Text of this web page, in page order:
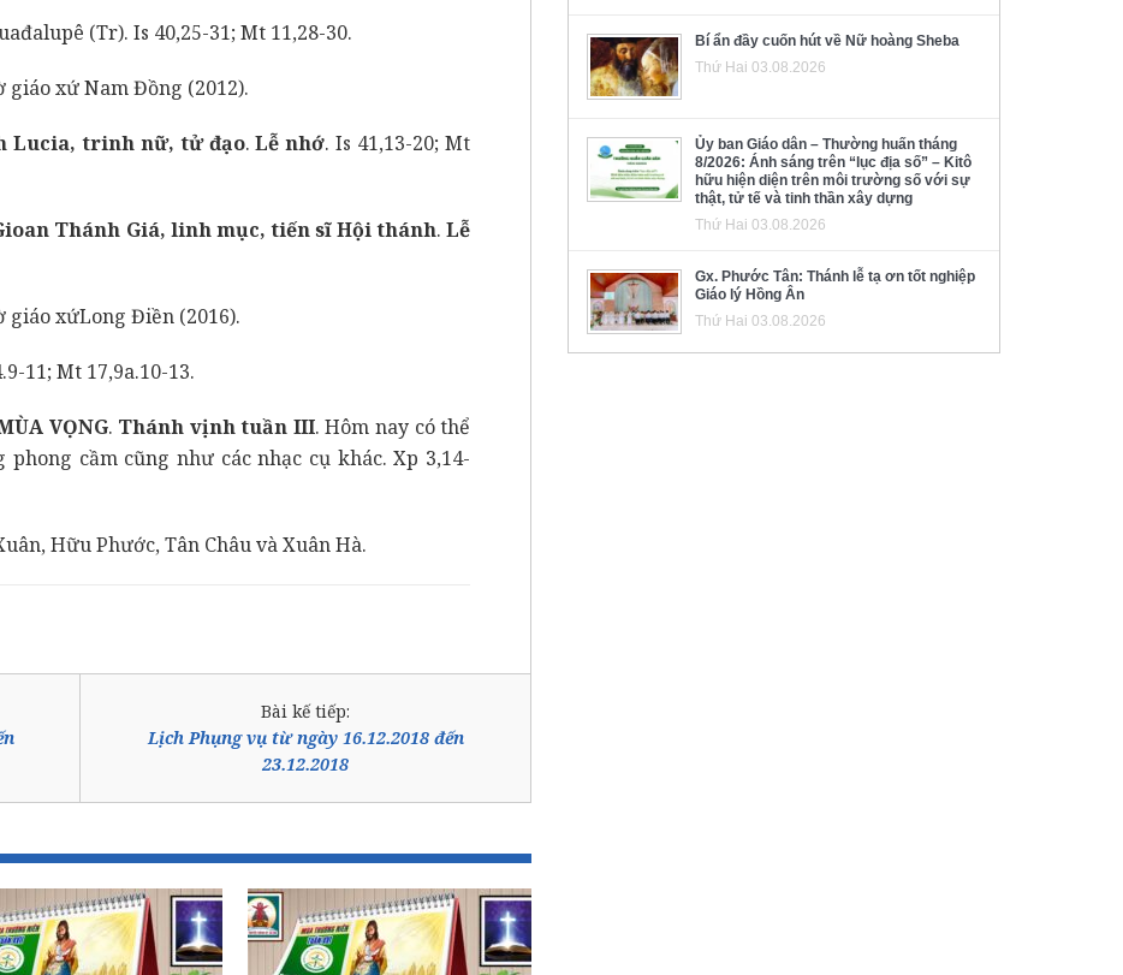
(Tr). Is 40,25-31; Mt 11,28-30.
giáo xứNam Đồng (2012).
Lucia, trinh nữ, tử đạo.Lễ nhớ. Is 41,13-20; Mt
Thánh Giá, linh mục, tiến sĩ Hội thánh.Lễ
giáo xứLong Điền (2016).
Mt 17,9a.10-13.
VỌNG. Thánh vịnh tuần III. Hôm nay có thể
cầm cũng như các nhạc cụ khác. Xp 3,14-
Hữu Phước, Tân Châu và Xuân Hà.
Bài kế tiếp:
Lịch Phụng vụ từ ngày 16.12.2018 đến
23.12.2018
Bí ẩn đầy cuốn hút về Nữ hoàng Sheba
Thứ Hai 03.08.2026
Ủy ban Giáo dân – Thường huấn tháng
8/2026: Ánh sáng trên “lục địa số” – Kitô
hữu hiện diện trên môi trường số với sự
thật, tử tế và tinh thần xây dựng
Thứ Hai 03.08.2026
Gx. Phước Tân: Thánh lễ tạ ơn tốt nghiệp
Giáo lý Hồng Ân
Thứ Hai 03.08.2026